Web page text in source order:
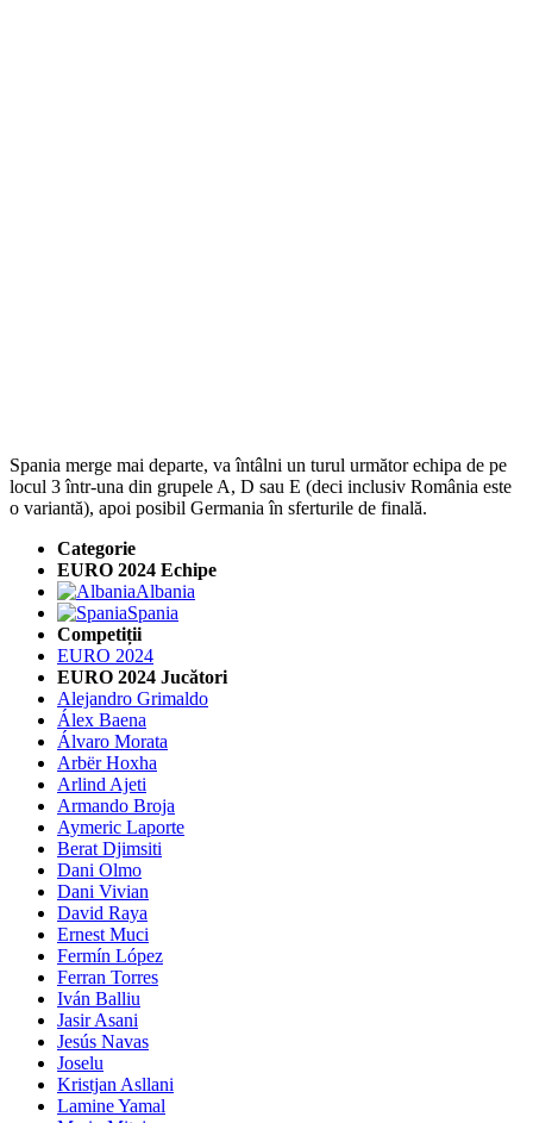
Spania merge mai departe, va întâlni un turul următor echipa de pe
locul 3 într-una din grupele A, D sau E (deci inclusiv România este
o variantă), apoi posibil Germania în sferturile de finală.
Categorie
EURO 2024 Echipe
Albania
Spania
Competiții
EURO 2024
EURO 2024 Jucători
Alejandro Grimaldo
Álex Baena
Álvaro Morata
Arbër Hoxha
Arlind Ajeti
Armando Broja
Aymeric Laporte
Berat Djimsiti
Dani Olmo
Dani Vivian
David Raya
Ernest Muci
Fermín López
Ferran Torres
Iván Balliu
Jasir Asani
Jesús Navas
Joselu
Kristjan Asllani
Lamine Yamal